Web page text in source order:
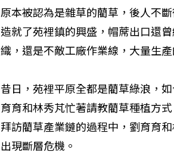
原本被認為是雜草的藺草，後人不
造就了苑裡鎮的興盛，帽蓆出口還
織，還是不敵工廠作業線，大量生
昔日，苑裡平原全都是藺草綠浪，
育育和林秀芃忙著請教藺草種植方
拜訪藺草產業鏈的過程中，劉育育
出現斷層危機。